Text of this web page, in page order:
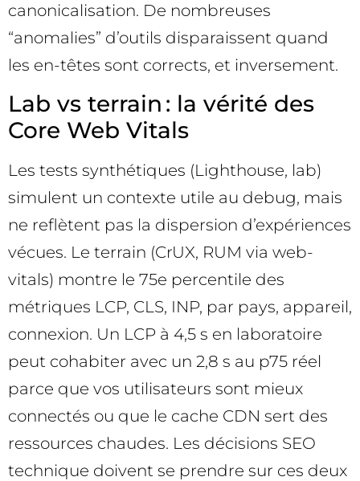
canonicalisation. De nombreuses
“anomalies” d’outils disparaissent quand
les en-têtes sont corrects, et inversement.
Lab vs terrain : la vérité des
Core Web Vitals
Les tests synthétiques (Lighthouse, lab)
simulent un contexte utile au debug, mais
ne reflètent pas la dispersion d’expériences
vécues. Le terrain (CrUX, RUM via web-
vitals) montre le 75e percentile des
métriques LCP, CLS, INP, par pays, appareil,
connexion. Un LCP à 4,5 s en laboratoire
peut cohabiter avec un 2,8 s au p75 réel
parce que vos utilisateurs sont mieux
connectés ou que le cache CDN sert des
ressources chaudes. Les décisions SEO
technique doivent se prendre sur ces deux